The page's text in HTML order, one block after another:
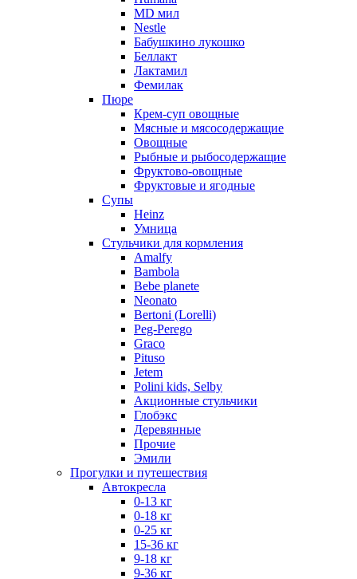
MD мил
Nestle
Бабушкино лукошко
Беллакт
Лактамил
Фемилак
Пюре
Крем-суп овощные
Мясные и мясосодержащие
Овощные
Рыбные и рыбосодержащие
Фруктово-овощные
Фруктовые и ягодные
Супы
Heinz
Умница
Стульчики для кормления
Amalfy
Bambola
Bebe planete
Neonato
Bertoni (Lorelli)
Peg-Perego
Graco
Pituso
Jetem
Polini kids, Selby
Акционные стульчики
Глобэкс
Деревянные
Прочие
Эмили
Прогулки и путешествия
Автокресла
0-13 кг
0-18 кг
0-25 кг
15-36 кг
9-18 кг
9-36 кг